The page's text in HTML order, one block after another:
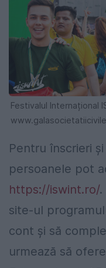
Festivalul Internațional
Pentru înscrieri
persoanele pot
https://iswint.ro/.
site-ul
cont și să
urmează să